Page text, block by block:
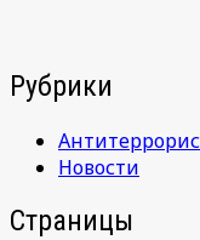
Рубрики
Новости
Страницы